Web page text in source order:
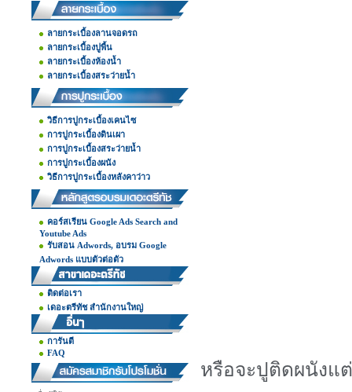
ลายกระเบื้องลานจอดรถ
ลายกระเบื้องปูพื้น
ลายกระเบื้องห้องน้ำ
ลายกระเบื้องสระว่ายน้ำ
วิธีการปูกระเบื้องเคนไซ
การปูกระเบื้องดินเผา
การปูกระเบื้องสระว่ายน้ำ
การปูกระเบื้องผนัง
วิธีการปูกระเบื้องหลังคาว่าว
คอร์สเรียน Google Ads Search and
Youtube Ads
รับสอน Adwords, อบรม Google
Adwords แบบตัวต่อตัว
ติดต่อเรา
เดอะตรีทัช สำนักงานใหญ่
การันตี
FAQ
หรือจะปูติดผนังแ